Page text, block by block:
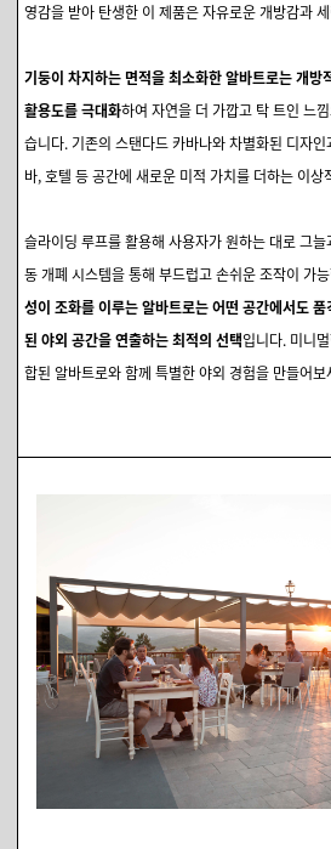
영감을 받아 탄생한 이 제품은 자유로운 개방감과
기둥이 차지하는 면적을 최소화한 알바트로는 개방
활용도를 극대화하여 자연을 더 가깝고 탁 트인 느
습니다. 기존의 스탠다드 카바나와 차별화된 디자
바, 호텔 등 공간에 새로운 미적 가치를 더하는 이상
슬라이딩 루프를 활용해 사용자가 원하는 대로 그
동 개폐 시스템을 통해 부드럽고 손쉬운 조작이 가
성이 조화를 이루는 알바트로는 어떤 공간에서도
된 야외 공간을 연출하는 최적의 선택입니다. 미니
합된 알바트로와 함께 특별한 야외 경험을 만들어보